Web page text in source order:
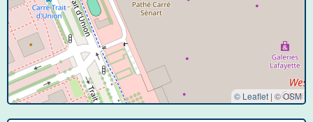
© Leaflet | ©OSM